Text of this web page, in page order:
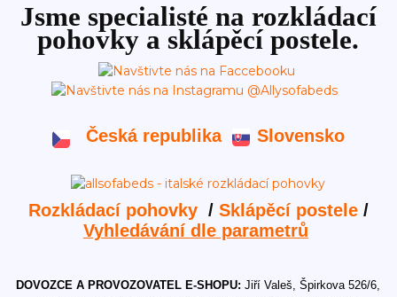
Jsme specialisté na rozkládací
pohovky a sklápěcí postele.
Česká republika Slovensko
Rozkládací pohovky / Sklápěcí postele/
Vyhledávání dle parametrů
DOVOZCE A PROVOZOVATEL E-SHOPU:Jiří Valeš, Špirkova 526/6,